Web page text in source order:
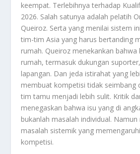
keempat. Terlebihnya terhadap
2026. Salah satunya adalah pelatih
Queiroz. Serta yang menilai sistem
tim-tim Asia yang harus bertanding
rumah. Queiroz menekankan bahwa
rumah, termasuk dukungan
lapangan. Dan jeda istirahat yang
membuat kompetisi tidak seimbang
tim tamu menjadi lebih sulit. Kritik
menegaskan bahwa isu yang di
bukanlah masalah individual. Namun
masalah sistemik yang
kompetisi.